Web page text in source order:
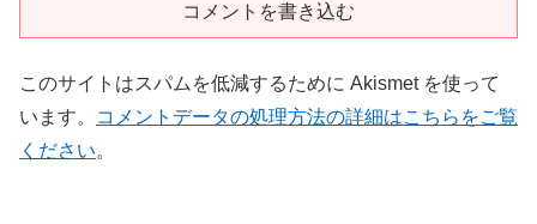
コメントを書き込む
このサイトはスパムを低減するために Akismet を使って
います。
コメントデータの処理方法の詳細はこちらをご覧
ください。